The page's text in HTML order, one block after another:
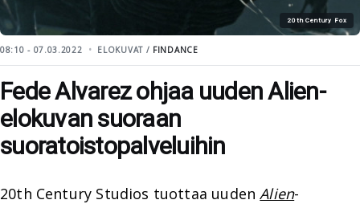
20th Century Fox
08:10 - 07.03.2022 ELOKUVAT / FINDANCE
Fede Alvarez ohjaa uuden Alien-
elokuvan suoraan
suoratoistopalveluihin
20th Century Studios tuottaa uudenAlien-